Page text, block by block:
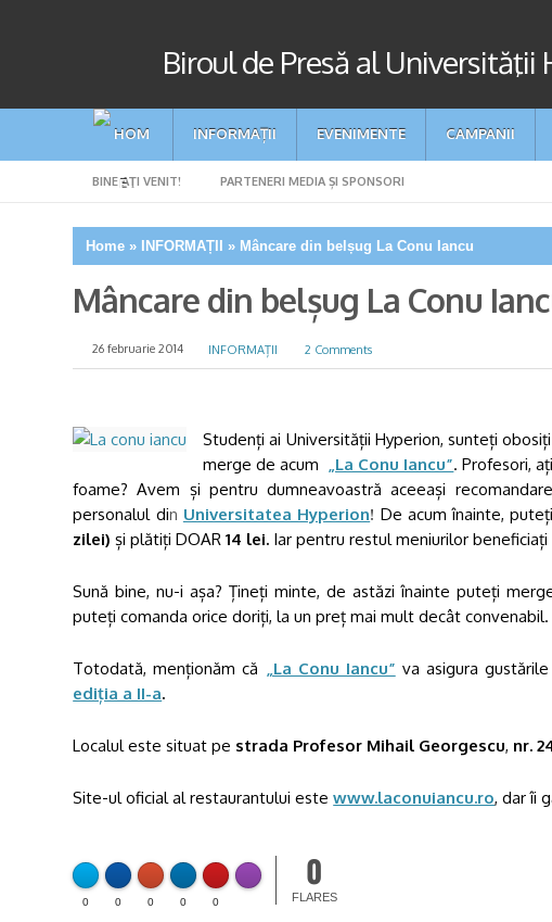
Biroul de Presă al Universităţii
INFORMAȚII EVENIMENTE CAMPANII
BINE AŢI VENIT! PARTENERI MEDIA ȘI SPONSORI
Home » INFORMAȚII » Mâncare din belșug La Conu Iancu
Mâncare din belșug La Conu
26 februarie 2014 INFORMAȚII 2 Comments
Studenți ai Universității Hyperion, sunteți
merge de acum „La Conu Iancu”. Profesori,
foame? Avem și pentru dumneavoastră aceeași
personalul din Universitatea Hyperion! De acum înainte,
zilei)și plătiți DOAR 14 lei. Iar pentru restul meniurilor beneficiați
Sună bine, nu-i așa? Țineți minte, de astăzi înainte puteți
puteți comanda orice doriți, la un preț mai mult decât convenabil.
Totodată, menționăm că „La Conu Iancu” va asigura
ediția a II-a.
Localul este situat pe strada Profesor Mihail Georgescu, nr.
Site-ul oficial al restaurantului estewww.laconuiancu.ro, dar îi
0 0 0 0 0
Made with FLARE
0
FLARES
More Info